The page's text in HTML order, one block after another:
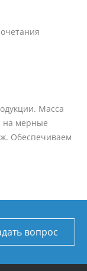
Масса
на мерные
Обеспечиваем
вопрос